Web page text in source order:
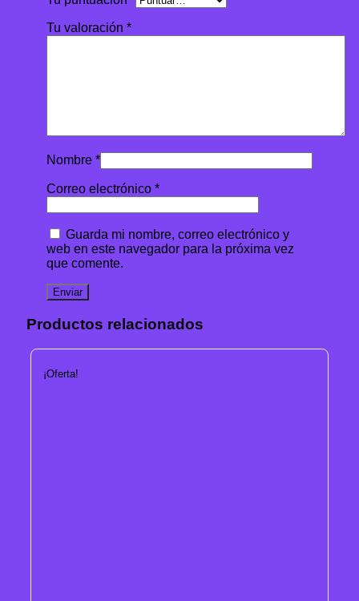
Tu valoración *
Nombre *
Correo electrónico *
Guarda mi nombre, correo electrónico y
web en este navegador para la próxima vez
que comente.
Productos relacionados
¡Oferta!